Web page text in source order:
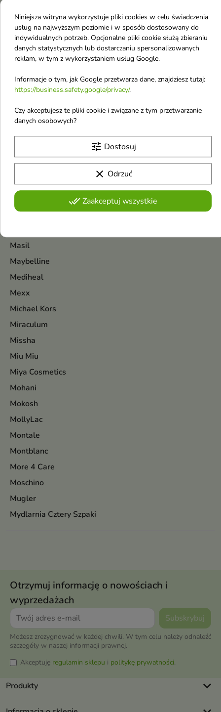
Mediderm
Mixsoon
Menokin
Medi-Peel
Ma:nyo
Made in Lab
Maison Francis Kurkdjian
Malibu
Mancera
Marc Jacobs
Marion
Masil
Maybelline
Mediheal
Mexx
Michael Kors
Miraculum
Missha
Miu Miu
Miya Cosmetics
Mohani
Mokosh
MollyLac
Montale
Montblanc
More 4 Care
Moschino
Mugler
Mydlarnia Cztery Szpaki
Otrzymuj informację o nowościach i
wyprzedażach
Możesz zrezygnować w każdej chwili. W tym celu należy odnaleźć
szczegóły w naszej informacji prawnej.
Akceptuję regulamin sklepu i politykę prywatności.
Produkty keyboard_arrow_down
Niniejsza witryna wykorzystuje pliki cookies w celu świadczenia
usług na najwyższym poziomie i w sposób dostosowany do
indywidualnych potrzeb. Opcjonalne pliki cookie służą zbieraniu
danych statystycznych lub dostarczaniu spersonalizowanych
reklam, w tym z wykorzystaniem usług Google.
Informacje o tym, jak Google przetwarza dane, znajdziesz tutaj:
https://business.safety.google/privacy/.
Czy akceptujesz te pliki cookie i związane z tym przetwarzanie
danych osobowych?
tune Dostosuj
clear Odrzuć
done_allZaakceptuj wszystkie